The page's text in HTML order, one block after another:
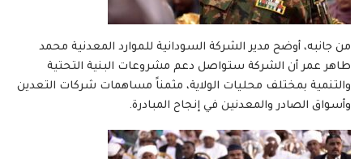
من جانبه، أوضح مدير الشركة السودانية للموارد المعدنية محمد
طاهر عمر أن الشركة ستواصل دعم مشروعات البنية التحتية
والتنمية بمختلف محليات الولاية، مثمناً مساهمات شركات التعدين
وأسواق الصادر والمعدنين في إنجاح المبادرة.